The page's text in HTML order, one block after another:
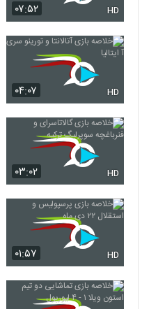
۰۷:۵۲ HD
۰۴:۰۷ HD
۰۳:۰۲ HD
۰۱:۵۷ HD